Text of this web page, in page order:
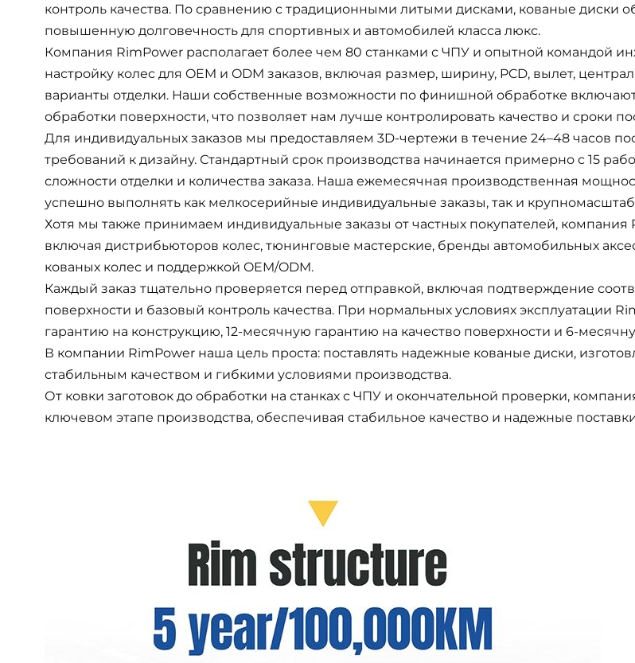
контроль качества. По сравнению с традиционными литыми дисками, кованые диски
повышенную долговечность для спортивных и автомобилей класса люкс.
Компания RimPower располагает более чем 80 станками с ЧПУ и опытной командой
настройку колес для OEM и ODM заказов, включая размер, ширину, PCD, вылет,
варианты отделки. Наши собственные возможности по финишной обработке
обработки поверхности, что позволяет нам лучше контролировать качество и сроки
Для индивидуальных заказов мы предоставляем 3D-чертежи в течение 24–48 часов
требований к дизайну. Стандартный срок производства начинается примерно с 15
сложности отделки и количества заказа. Наша ежемесячная производственная
успешно выполнять как мелкосерийные индивидуальные заказы, так и
Хотя мы также принимаем индивидуальные заказы от частных покупателей,
включая дистрибьюторов колес, тюнинговые мастерские, бренды автомобильных
кованых колес и поддержкой OEM/ODM.
Каждый заказ тщательно проверяется перед отправкой, включая подтверждение
поверхности и базовый контроль качества. При нормальных условиях эксплуатации
гарантию на конструкцию, 12-месячную гарантию на качество поверхности и 6-
В компании RimPower наша цель проста: поставлять надежные кованые диски,
стабильным качеством и гибкими условиями производства.
От ковки заготовок до обработки на станках с ЧПУ и окончательной проверки,
ключевом этапе производства, обеспечивая стабильное качество и надежные